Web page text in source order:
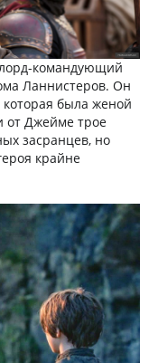
командующий
Ланнистеров. Он
была женой
от Джейме трое
засранцев, но
крайне